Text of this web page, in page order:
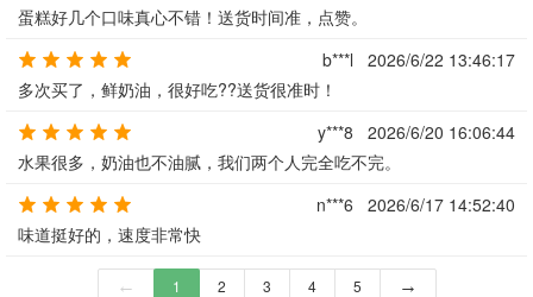
蛋糕好几个口味真心不错！送货时间准，点赞。
b***l
2026/6/22 13:46:17
多次买了，鲜奶油，很好吃??送货很准时！
y***8
2026/6/20 16:06:44
水果很多，奶油也不油腻，我们两个人完全吃不完。
n***6
2026/6/17 14:52:40
味道挺好的，速度非常快
← 1 2 3 4 5 →